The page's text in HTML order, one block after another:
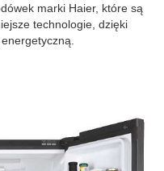
marki Haier, które są
technologie, dzięki